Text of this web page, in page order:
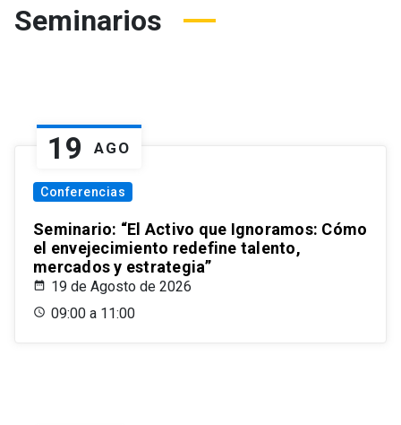
Seminarios
19 AGO
Conferencias
Seminario: “El Activo que Ignoramos: Cómo
el envejecimiento redefine talento,
mercados y estrategia”
19 de Agosto de 2026
09:00 a 11:00